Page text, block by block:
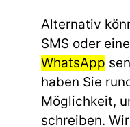
Alternativ
SMS oder
WhatsApp
haben Sie
Möglichkeit,
schreiben.